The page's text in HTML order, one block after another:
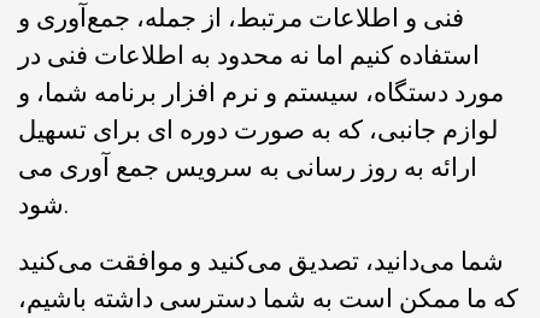
فنی و اطلاعات مرتبط، از جمله، جمع‌آوری و
استفاده کنیم اما نه محدود به اطلاعات فنی در
مورد دستگاه، سیستم و نرم افزار برنامه شما، و
لوازم جانبی، که به صورت دوره ای برای تسهیل
ارائه به روز رسانی به سرویس جمع آوری می
شود.
شما می‌دانید، تصدیق می‌کنید و موافقت می‌کنید
که ما ممکن است به شما دسترسی داشته باشیم،